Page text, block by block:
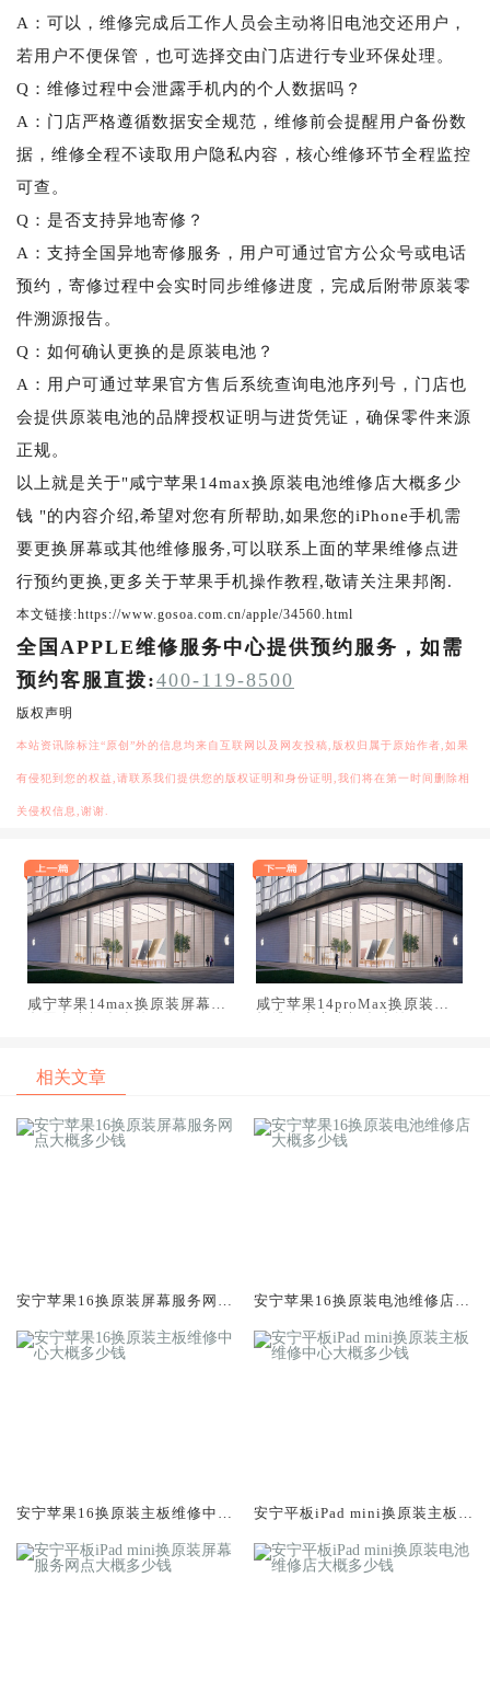
A：可以，维修完成后工作人员会主动将旧电池交还用户，
若用户不便保管，也可选择交由门店进行专业环保处理。
Q：维修过程中会泄露手机内的个人数据吗？
A：门店严格遵循数据安全规范，维修前会提醒用户备份数
据，维修全程不读取用户隐私内容，核心维修环节全程监控
可查。
Q：是否支持异地寄修？
A：支持全国异地寄修服务，用户可通过官方公众号或电话
预约，寄修过程中会实时同步维修进度，完成后附带原装零
件溯源报告。
Q：如何确认更换的是原装电池？
A：用户可通过苹果官方售后系统查询电池序列号，门店也
会提供原装电池的品牌授权证明与进货凭证，确保零件来源
正规。
以上就是关于"咸宁苹果14max换原装电池维修店大概多少
钱 "的内容介绍,希望对您有所帮助,如果您的iPhone手机需
要更换屏幕或其他维修服务,可以联系上面的苹果维修点进
行预约更换,更多关于苹果手机操作教程,敬请关注果邦阁.
本文链接:https://www.gosoa.com.cn/apple/34560.html
全国APPLE维修服务中心提供预约服务，如需
预约客服直拨:400-119-8500
版权声明
本站资讯除标注“原创”外的信息均来自互联网以及网友投稿,版权归属于原始作者,如果
有侵犯到您的权益,请联系我们提供您的版权证明和身份证明,我们将在第一时间删除相
关侵权信息,谢谢.
咸宁苹果14max换原装屏幕服
咸宁苹果14proMax换原装主
相关文章
安宁苹果16换原装屏幕服务网点
安宁苹果16换原装电池维修店大
安宁苹果16换原装主板维修中心
安宁平板iPad mini换原装主板维